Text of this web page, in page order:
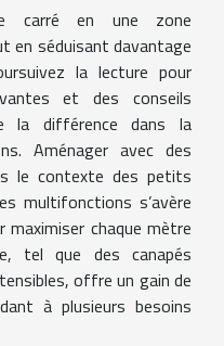
carré en une zone
en séduisant davantage
la lecture pour
et des conseils
la différence dans la
Aménager avec des
le contexte des petits
multifonctions s’avère
chaque mètre
tel que des canapés
offre un gain de
à plusieurs besoins